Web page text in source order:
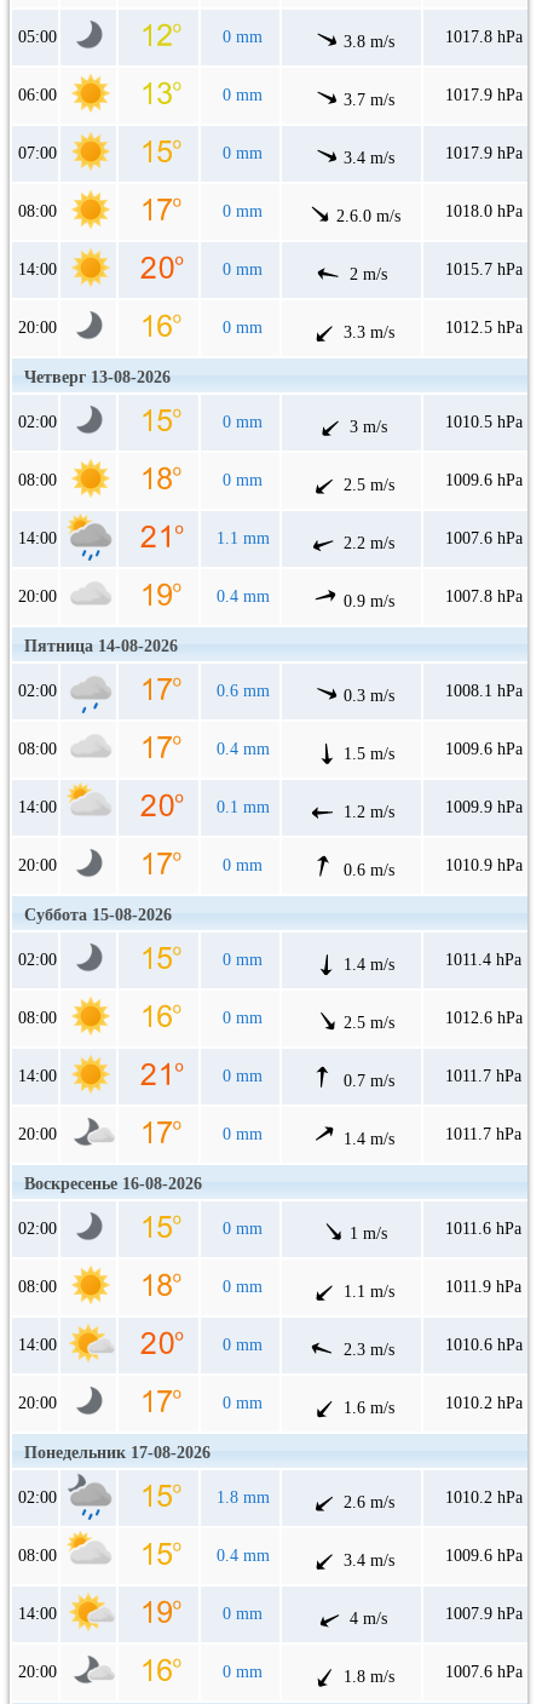
05:00 0 mm 3.8 m/s 1017.8 hPa
06:00 0 mm 3.7 m/s 1017.9 hPa
07:00 0 mm 3.4 m/s 1017.9 hPa
08:00 0 mm 2.6.0 m/s 1018.0 hPa
14:00 0 mm 2 m/s 1015.7 hPa
20:00 0 mm 3.3 m/s 1012.5 hPa
Четверг 13-08-2026
02:00 0 mm 3 m/s 1010.5 hPa
08:00 0 mm 2.5 m/s 1009.6 hPa
14:00 1.1 mm 2.2 m/s 1007.6 hPa
20:00 0.4 mm 0.9 m/s 1007.8 hPa
Пятница 14-08-2026
02:00 0.6 mm 0.3 m/s 1008.1 hPa
08:00 0.4 mm 1.5 m/s 1009.6 hPa
14:00 0.1 mm 1.2 m/s 1009.9 hPa
20:00 0 mm 0.6 m/s 1010.9 hPa
Суббота 15-08-2026
02:00 0 mm 1.4 m/s 1011.4 hPa
08:00 0 mm 2.5 m/s 1012.6 hPa
14:00 0 mm 0.7 m/s 1011.7 hPa
20:00 0 mm 1.4 m/s 1011.7 hPa
Воскресенье 16-08-2026
02:00 0 mm 1 m/s 1011.6 hPa
08:00 0 mm 1.1 m/s 1011.9 hPa
14:00 0 mm 2.3 m/s 1010.6 hPa
20:00 0 mm 1.6 m/s 1010.2 hPa
Понедельник 17-08-2026
02:00 1.8 mm 2.6 m/s 1010.2 hPa
08:00 0.4 mm 3.4 m/s 1009.6 hPa
14:00 0 mm 4 m/s 1007.9 hPa
20:00 0 mm 1.8 m/s 1007.6 hPa